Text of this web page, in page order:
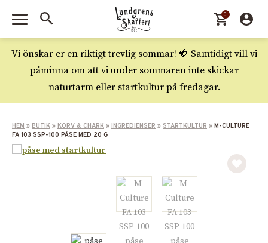
0
Vi önskar er en riktigt trevlig sommar! 🍓 Samtidigt vill vi
påminna om att vi under sommaren inte skickar
naturtarm eller startkultur på fredagar.
HEM » BUTIK » KORV & CHARK » INGREDIENSER » STARTKULTUR » M-CULTURE
FA 103 SSP-100 PÅSE MED 20 G